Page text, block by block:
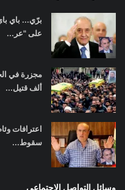
برّي... باي
على "عر...
ألف قتيل...
اعترافات
سقوط...
وسائل التواصل الاجتماعي